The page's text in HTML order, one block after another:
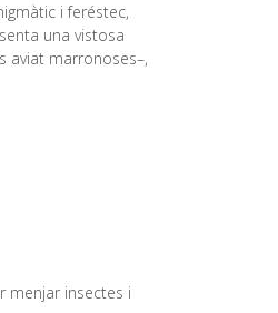
i feréstec,
una vistosa
aviat marronoses–,
menjar insectes i